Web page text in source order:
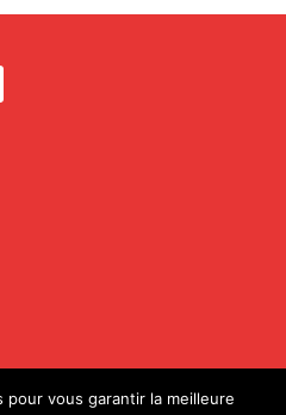
légales
vous garantir la meilleure